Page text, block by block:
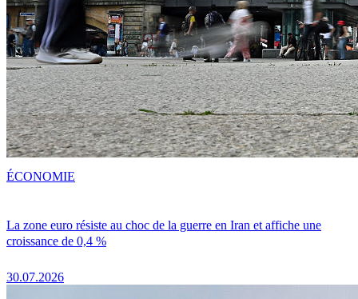
La zone euro résiste au choc de la guerre en Iran et affiche une
croissance de 0,4 %
30.07.2026
ÉCONOMIE